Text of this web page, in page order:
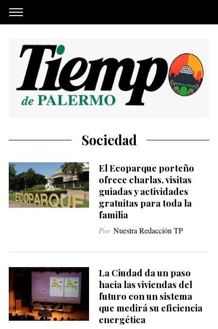
Sociedad
El Ecoparque porteño
ofrece charlas, visitas
guiadas y actividades
gratuitas para toda la
familia
Por Nuestra Redacción TP
La Ciudad da un paso
hacia las viviendas del
futuro con un sistema
que medirá su eficiencia
energética